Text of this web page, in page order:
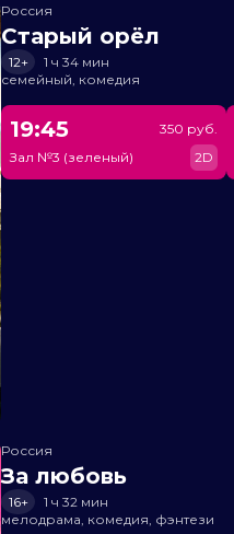
Россия
Старый орёл
12+
1 ч 34 мин
семейный, комедия
19:45
Зал №3 (зеленый)
350 руб.
2D
Россия
За любовь
16+
1 ч 32 мин
мелодрама, комедия, фэнтези